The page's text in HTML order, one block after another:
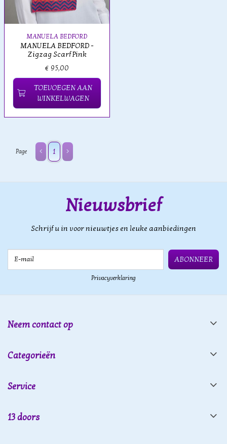
MANUELA BEDFORD
MANUELA BEDFORD -
Zigzag Scarf Pink
€ 95,00
TOEVOEGEN AAN
WINKELWAGEN
Page 1
Nieuwsbrief
Schrijf u in voor nieuwtjes en leuke aanbiedingen
ABONNEER
Privacyverklaring
Neem contact op
Categorieën
Service
13 doors